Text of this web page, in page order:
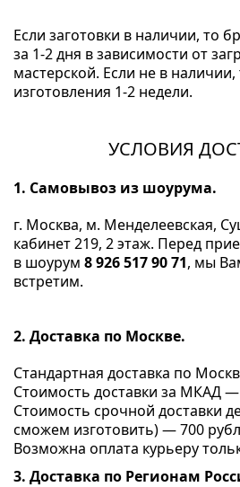
Если заготовки в наличии, то
за 1-2 дня в зависимости от
мастерской. Если не в
изготовления 1-2 недели.
УСЛОВИЯ
1. Самовывоз из шоурума.
г. Москва, м. Менделеевская,
кабинет 219, 2 этаж. Перед
в шоурум 8 926 517 90 71, мы
встретим.
2. Доставка по Москве.
Стандартная доставка по
Стоимость доставки за МКАД —
Стоимость срочной доставки
сможем изготовить) — 700
Возможна оплата курьеру
3. Доставка по Регионам